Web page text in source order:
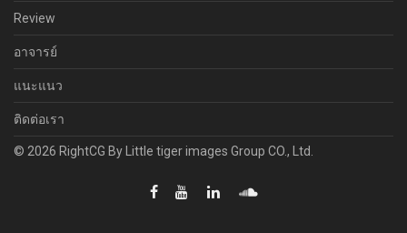
Review
อาจารย์
แนะแนว
ติดต่อเรา
© 2026 RightCG By Little tiger images Group CO., Ltd.